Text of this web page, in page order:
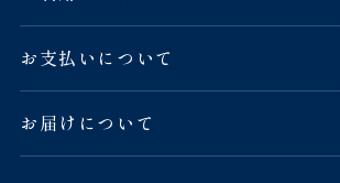
お支払いについて
お届けについて